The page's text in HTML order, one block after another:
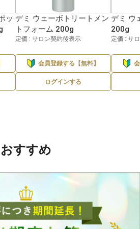
ッ デミ ウェーボトリートメン
トフォーム 200g
定価 : サロン契約後表示
会員登録する【無料】
ログインする
デミ ウ
200g
定価 : サ
おすすめ